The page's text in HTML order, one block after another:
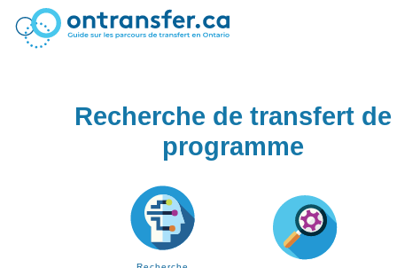
Recherche de transfert de
programme